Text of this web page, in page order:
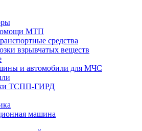
МТП
средства
взрывчатых веществ
и автомобили для МЧС
ТСПП-ГИРД
машина